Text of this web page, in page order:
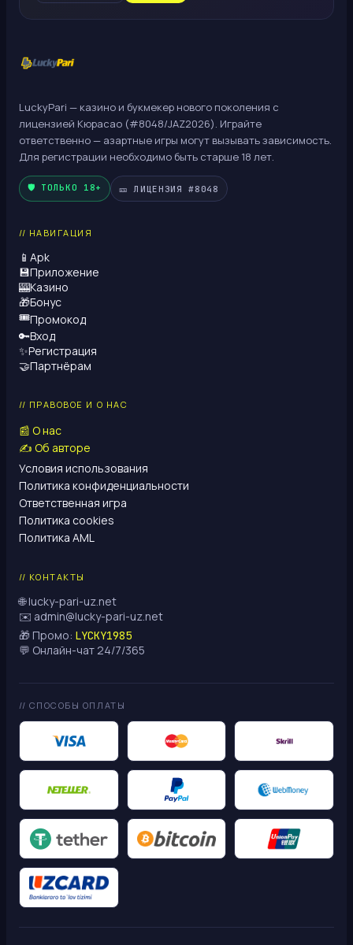
LuckyPari — казино и букмекер нового поколения с
лицензией Кюрасао (#8048/JAZ2026). Играйте
ответственно — азартные игры могут вызывать зависимость.
Для регистрации необходимо быть старше 18 лет.
🛡️ ТОЛЬКО 18+ 🎫ЛИЦЕНЗИЯ #8048
// НАВИГАЦИЯ
📱 Apk
💾Приложение
🎰Казино
🎁Бонус
🎟️Промокод
🔑Вход
✨Регистрация
🤝Партнёрам
// ПРАВОВОЕ И О НАС
📰 О нас
✍️ Об авторе
Условия использования
Политика конфиденциальности
Ответственная игра
Политика cookies
Политика AML
// КОНТАКТЫ
🌐 lucky-pari-uz.net
✉️ admin@lucky-pari-uz.net
🎁 Промо: LYCKY1985
💬 Онлайн-чат 24/7/365
// СПОСОБЫ ОПЛАТЫ